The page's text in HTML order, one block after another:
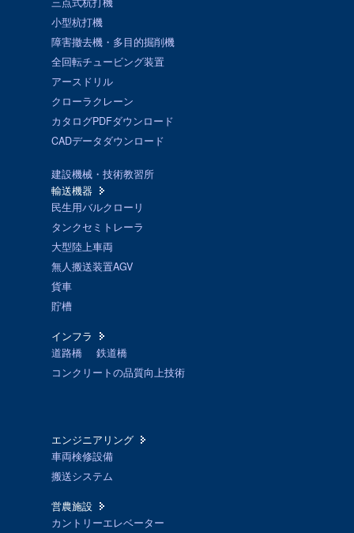
小型杭打機
障害撤去機・多目的掘削機
全回転チュービング装置
アースドリル
クローラクレーン
カタログPDFダウンロード
CADデータダウンロード
建設機械・技術教習所
輸送機器
民生用バルクローリ
タンクセミトレーラ
大型陸上車両
無人搬送装置AGV
貨車
貯槽
インフラ
道路橋
鉄道橋
コンクリートの品質向上技術
エンジニアリング
車両検修設備
搬送システム
営農施設
カントリーエレベーター